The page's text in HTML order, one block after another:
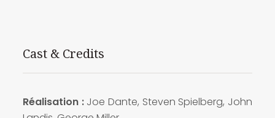
Cast & Credits
Réalisation : Joe Dante, Steven Spielberg, John